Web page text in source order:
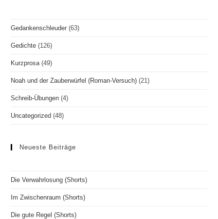
Gedankenschleuder (63)
Gedichte (126)
Kurzprosa (49)
Noah und der Zauberwürfel (Roman-Versuch) (21)
Schreib-Übungen (4)
Uncategorized (48)
Neueste Beiträge
Die Verwahrlosung (Shorts)
Im Zwischenraum (Shorts)
Die gute Regel (Shorts)